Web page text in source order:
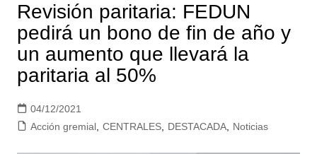
Revisión paritaria: FEDUN
pedirá un bono de fin de año y
un aumento que llevará la
paritaria al 50%
04/12/2021
Acción gremial, CENTRALES, DESTACADA, Noticias